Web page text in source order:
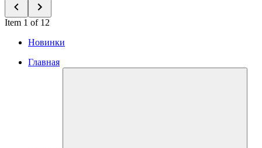
Item 1 of 12
Новинки
Главная